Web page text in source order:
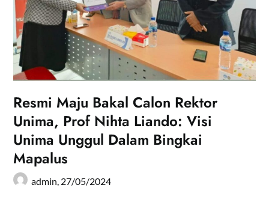
Resmi Maju Bakal Calon Rektor
Unima, Prof Nihta Liando: Visi
Unima Unggul Dalam Bingkai
Mapalus
admin, 27/05/2024